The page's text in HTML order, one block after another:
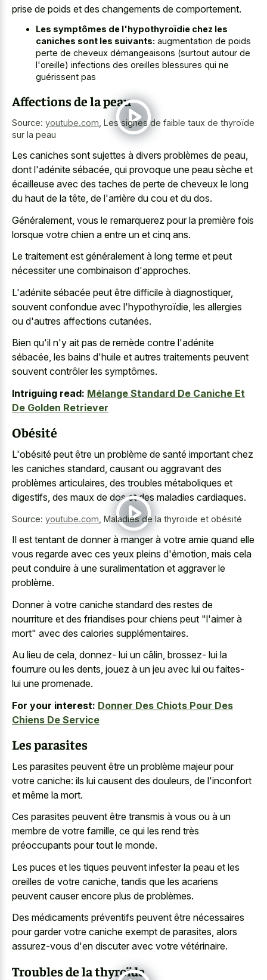
prise de poids et des changements de comportement.
Les symptômes de l'hypothyroïdie chez les
caniches sont les suivants: augmentation de poids
perte de cheveux démangeaisons (surtout autour de
l'oreille) infections des oreilles blessures qui ne
guérissent pas
Affections de la peau
Source: youtube.com Les signes de faible taux de thyroïde
sur la peau
Les caniches sont sujettes à divers problèmes de peau,
dont l'adénite sébacée, qui provoque une peau sèche et
écailleuse avec des taches de perte de cheveux le long
du haut de la tête, de l'arrière du cou et du dos.
Généralement, vous le remarquerez pour la première fois
lorsque votre chien a entre un et cinq ans.
Le traitement est généralement à long terme et peut
nécessiter une combinaison d'approches.
L'adénite sébacée peut être difficile à diagnostiquer,
souvent confondue avec l'hypothyroïdie, les allergies
ou d'autres affections cutanées.
Bien qu'il n'y ait pas de remède contre l'adénite
sébacée, les bains d'huile et autres traitements peuvent
souvent contrôler les symptômes.
Intriguing read: Mélange Standard De Caniche Et
De Golden Retriever
Obésité
L'obésité peut être un problème de santé important chez
les caniches standard, causant ou aggravant des
problèmes articulaires, des troubles métaboliques et
digestifs, des maux de dos et des maladies cardiaques.
Source: youtube.com Maladies de la thyroïde et obésité
Il est tentant de donner à manger à votre amie quand elle
vous regarde avec ces yeux pleins d'émotion, mais cela
peut conduire à une suralimentation et aggraver le
problème.
Donner à votre caniche standard des restes de
nourriture et des friandises pour chiens peut "l'aimer à
mort" avec des calories supplémentaires.
Au lieu de cela, donnez- lui un câlin, brossez- lui la
fourrure ou les dents, jouez à un jeu avec lui ou faites-
lui une promenade.
For your interest: Donner Des Chiots Pour Des
Chiens De Service
Les parasites
Les parasites peuvent être un problème majeur pour
votre caniche: ils lui causent des douleurs, de l'inconfort
et même la mort.
Ces parasites peuvent être transmis à vous ou à un
membre de votre famille, ce qui les rend très
préoccupants pour tout le monde.
Les puces et les tiques peuvent infester la peau et les
oreilles de votre caniche, tandis que les acariens
peuvent causer encore plus de problèmes.
Des médicaments préventifs peuvent être nécessaires
pour garder votre caniche exempt de parasites, alors
assurez-vous d'en discuter avec votre vétérinaire.
Troubles de la thyroïde